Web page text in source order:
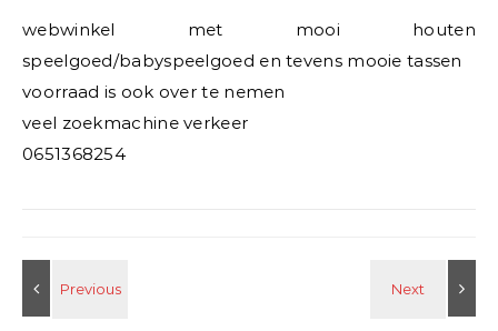
webwinkel met mooi houten
speelgoed/babyspeelgoed en tevens mooie tassen
voorraad is ook over te nemen
veel zoekmachine verkeer
0651368254